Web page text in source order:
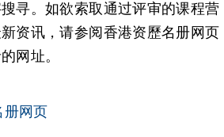
寻。如欲索取通过评审的课程营
资讯，请参阅香港资歷名册网页
网址。
册网页